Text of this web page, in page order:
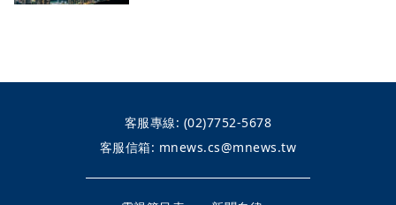
客服專線: (02)7752-5678
客服信箱: mnews.cs@mnews.tw